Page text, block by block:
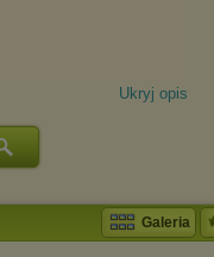
Ukryj opis
Galeria